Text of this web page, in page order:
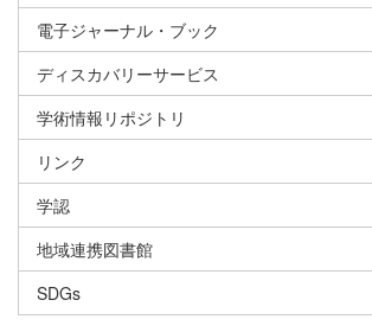
電子ジャーナル・ブック
ディスカバリーサービス
学術情報リポジトリ
リンク
学認
地域連携図書館
SDGs